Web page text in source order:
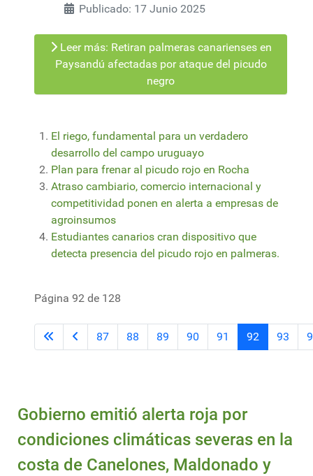
Publicado: 17 Junio 2025
Leer más: Retiran palmeras canarienses en
Paysandú afectadas por ataque del picudo
negro
El riego, fundamental para un verdadero
desarrollo del campo uruguayo
Plan para frenar al picudo rojo en Rocha
Atraso cambiario, comercio internacional y
competitividad ponen en alerta a empresas de
agroinsumos
Estudiantes canarios cran dispositivo que
detecta presencia del picudo rojo en palmeras.
Página 92 de 128
87 88 89 90 91 92 93
Gobierno emitió alerta roja por
condiciones climáticas severas en la
costa de Canelones, Maldonado y